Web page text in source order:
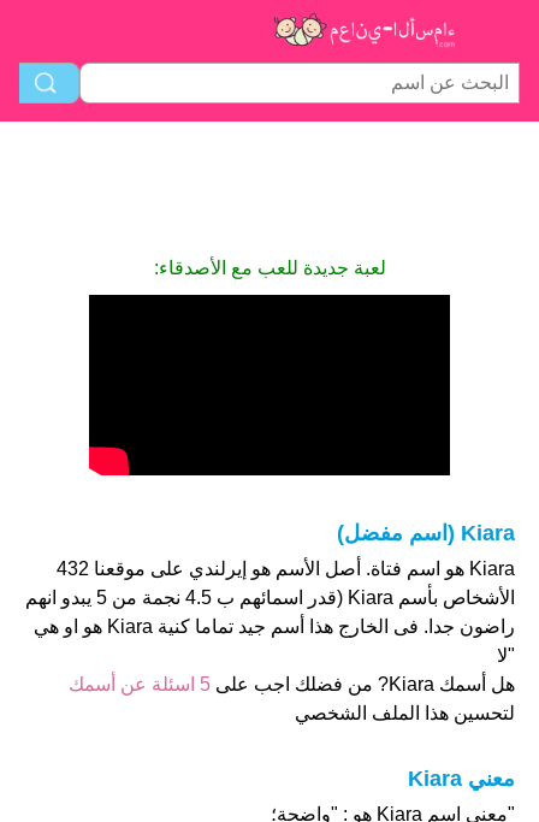
لعبة جديدة للعب مع الأصدقاء:
Kiara (اسم مفضل)
Kiara هو اسم فتاة. أصل الأسم هو إيرلندي على موقعنا 432
الأشخاص بأسم Kiara (قدر اسمائهم ب 4.5 نجمة من 5 يبدو انهم
راضون جدا. فى الخارج هذا أسم جيد تماما كنية Kiara هو او هي
"لا
هل أسمك Kiara? من فضلك اجب على
5 اسئلة عن أسمك
لتحسين هذا الملف الشخصي
معني Kiara
"معني اسم Kiara هو : "واضحة؛